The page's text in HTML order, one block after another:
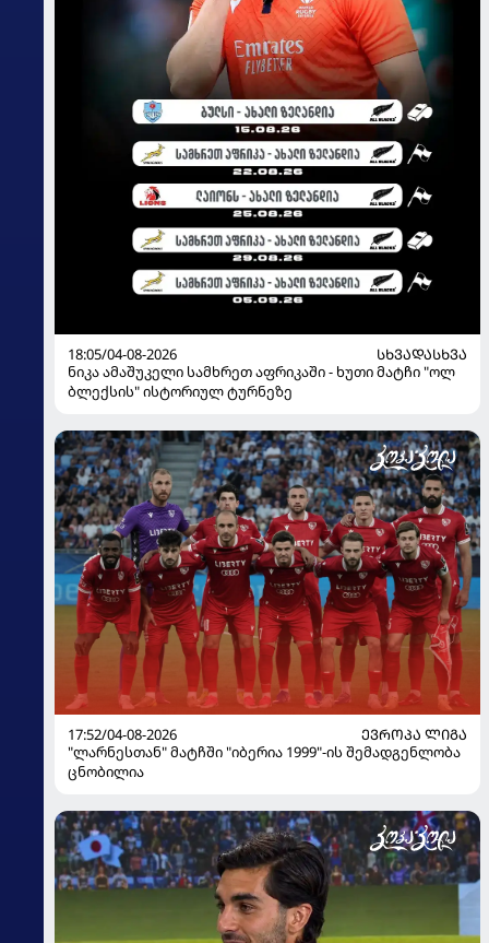
18:05/04-08-2026
ᲡᲮᲕᲐᲓᲐᲡᲮᲕᲐ
ნიკა ამაშუკელი სამხრეთ აფრიკაში - ხუთი მატჩი "ოლ
ბლექსის" ისტორიულ ტურნეზე
17:52/04-08-2026
ᲔᲕᲠᲝᲞᲐ ᲚᲘᲒᲐ
"ლარნესთან" მატჩში "იბერია 1999"-ის შემადგენლობა
ცნობილია